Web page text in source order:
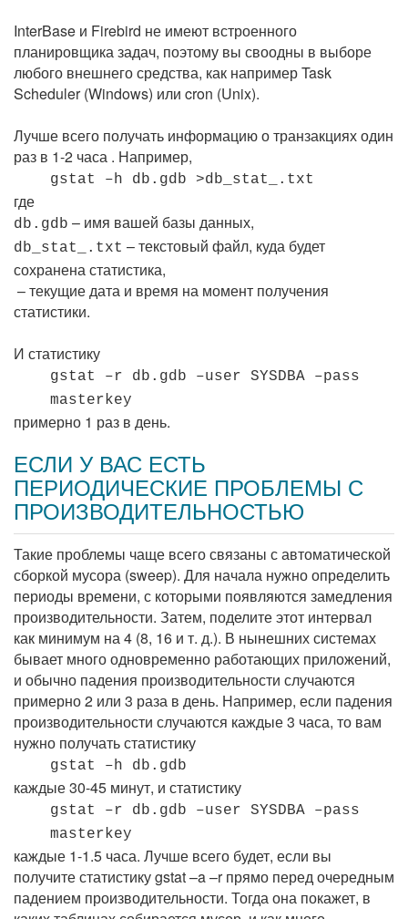
InterBase и Firebird не имеют встроенного
планировщика задач, поэтому вы своодны в выборе
любого внешнего средства, как например Task
Scheduler (Windows) или cron (Unix).
Лучше всего получать информацию о транзакциях один
раз в 1-2 часа . Например,
gstat –h db.gdb >db_stat_ .txt
где
db.gdb – имя вашей базы данных,
db_stat_ .txt – текстовый файл, куда будет
сохранена статистика,
– текущие дата и время на момент получения
статистики.
И статистику
gstat –r db.gdb –user SYSDBA –pass
masterkey
примерно 1 раз в день.
ЕСЛИ У ВАС ЕСТЬ
ПЕРИОДИЧЕСКИЕ ПРОБЛЕМЫ С
ПРОИЗВОДИТЕЛЬНОСТЬЮ
Такие проблемы чаще всего связаны с автоматической
сборкой мусора (sweep). Для начала нужно определить
периоды времени, с которыми появляются замедления
производительности. Затем, поделите этот интервал
как минимум на 4 (8, 16 и т. д.). В нынешних системах
бывает много одновременно работающих приложений,
и обычно падения производительности случаются
примерно 2 или 3 раза в день. Например, если падения
производительности случаются каждые 3 часа, то вам
нужно получать статистику
gstat –h db.gdb
каждые 30-45 минут, и статистику
gstat –r db.gdb –user SYSDBA –pass
masterkey
каждые 1-1.5 часа. Лучше всего будет, если вы
получите статистику gstat –a –r прямо перед очередным
падением производительности. Тогда она покажет, в